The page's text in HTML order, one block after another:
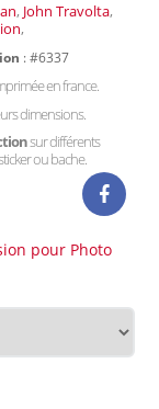
, John Travolta,
,
: #6337
en france.
dimensions.
sur différents
ou bache.
pour Photo